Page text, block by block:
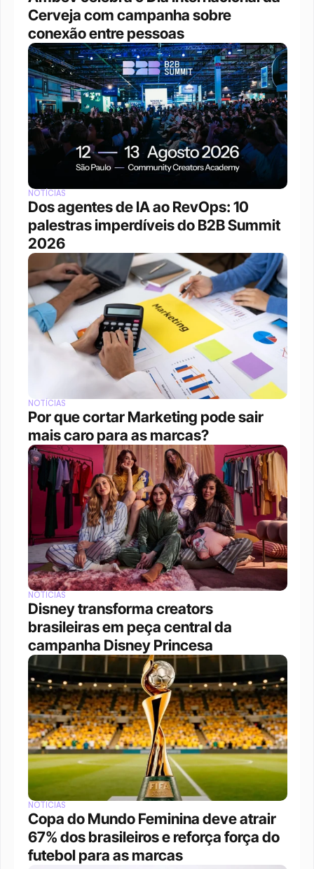
Cerveja com campanha sobre
conexão entre pessoas
NOTÍCIAS
Dos agentes de IA ao RevOps: 10
palestras imperdíveis do B2B Summit
2026
NOTÍCIAS
Por que cortar Marketing pode sair
mais caro para as marcas?
NOTÍCIAS
Disney transforma creators
brasileiras em peça central da
campanha Disney Princesa
NOTÍCIAS
Copa do Mundo Feminina deve atrair
67% dos brasileiros e reforça força do
futebol para as marcas